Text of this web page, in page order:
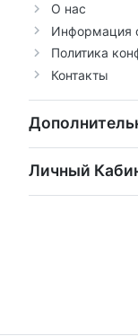
О нас
Информация
Политика
Контакты
Личный